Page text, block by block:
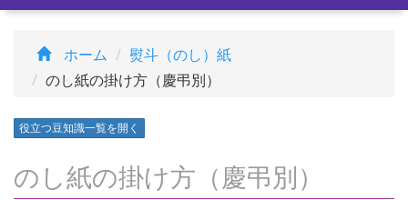
ホーム
熨斗（のし）紙
のし紙の掛け方（慶弔別）
役立つ豆知識一覧を開く
のし紙の掛け方（慶弔別）